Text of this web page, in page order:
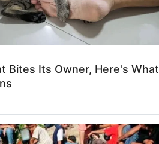
Bites Its Owner, Here's What